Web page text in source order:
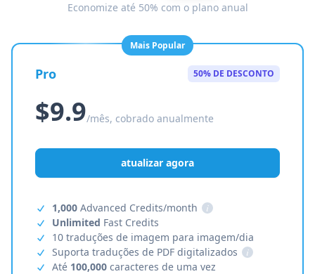
Economize até 50% com o plano anual
Mais Popular
Pro 50% DE DESCONTO
$9.9/mês, cobrado anualmente
atualizar agora
1,000 Advanced Credits/month
i
Unlimited Fast Credits
10 traduções de imagem para imagem/dia
Suporta traduções de PDF digitalizados
i
Até 100,000 caracteres de uma vez